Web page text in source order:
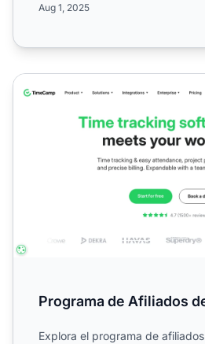
Aug 1, 2025
Programa de Afiliados de
Programa de Afiliados
Explora el programa de